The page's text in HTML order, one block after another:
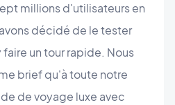
millions d'utilisateurs en
décidé de le tester
un tour rapide. Nous
brief qu'à toute notre
de voyage luxe avec